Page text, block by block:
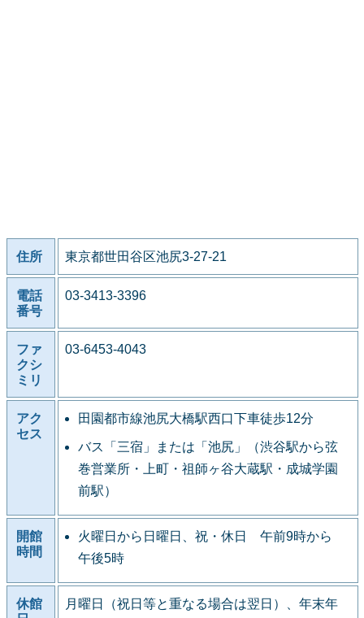
住所 東京都世田谷区池尻3-27-21
電話
番号
03-3413-3396
ファ
クシ
ミリ
03-6453-4043
アク
セス
田園都市線池尻大橋駅西口下車徒歩12分
バス「三宿」または「池尻」（渋谷駅から弦
巻営業所・上町・祖師ヶ谷大蔵駅・成城学園
前駅）
開館
時間
火曜日から日曜日、祝・休日 午前9時から
午後5時
休館
月曜日（祝日等と重なる場合は翌日）、年末年